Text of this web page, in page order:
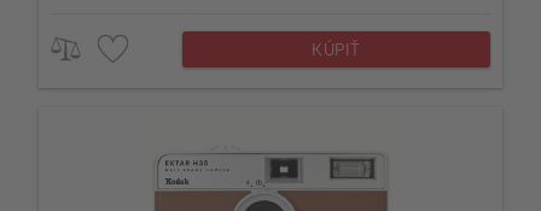
KÚPIŤ